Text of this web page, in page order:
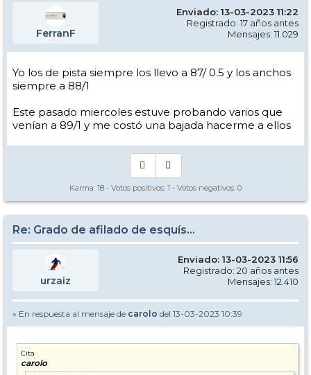
FerranF
Enviado: 13-03-2023 11:22
Registrado: 17 años antes
Mensajes: 11.029
Yo los de pista siempre los llevo a 87/ 0.5 y los anchos
siempre a 88/1
Este pasado miercoles estuve probando varios que
venían a 89/1 y me costó una bajada hacerme a ellos
Karma: 18 - Votos positivos: 1 - Votos negativos: 0
Re: Grado de afilado de esquís...
urzaiz
Enviado: 13-03-2023 11:56
Registrado: 20 años antes
Mensajes: 12.410
» En respuesta al mensaje de carolo del 13-03-2023 10:39
Cita
carolo